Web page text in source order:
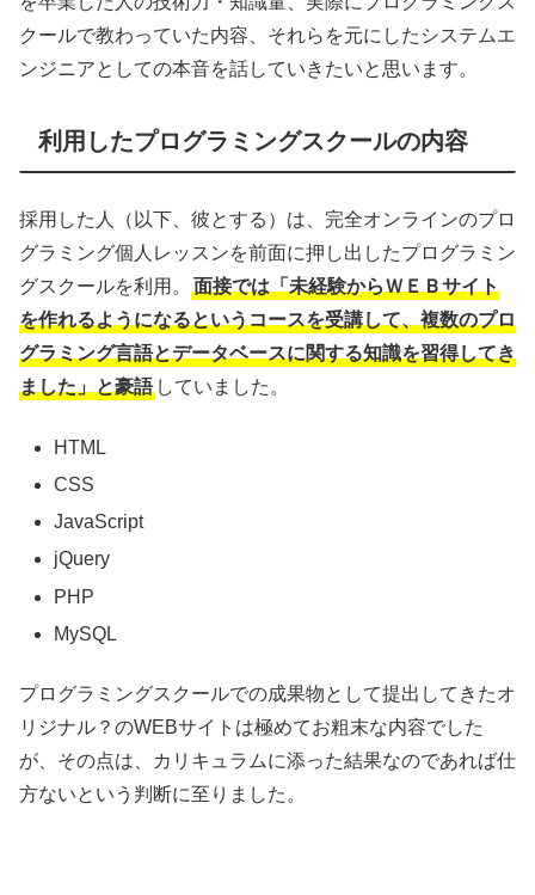
クールで教わっていた内容、それらを元にしたシステムエ
ンジニアとしての本音を話していきたいと思います。
利用したプログラミングスクールの内容
採用した人（以下、彼とする）は、完全オンラインのプロ
グラミング個人レッスンを前面に押し出したプログラミン
グスクールを利用。
面接では「未経験からＷＥＢサイト
を作れるようになるというコースを受講して、複数のプロ
グラミング言語とデータベースに関する知識を習得してき
ました」と豪語 していました。
HTML
CSS
JavaScript
jQuery
PHP
MySQL
プログラミングスクールでの成果物として提出してきたオ
リジナル？のWEBサイトは極めてお粗末な内容でした
が、その点は、カリキュラムに添った結果なのであれば仕
方ないという判断に至りました。